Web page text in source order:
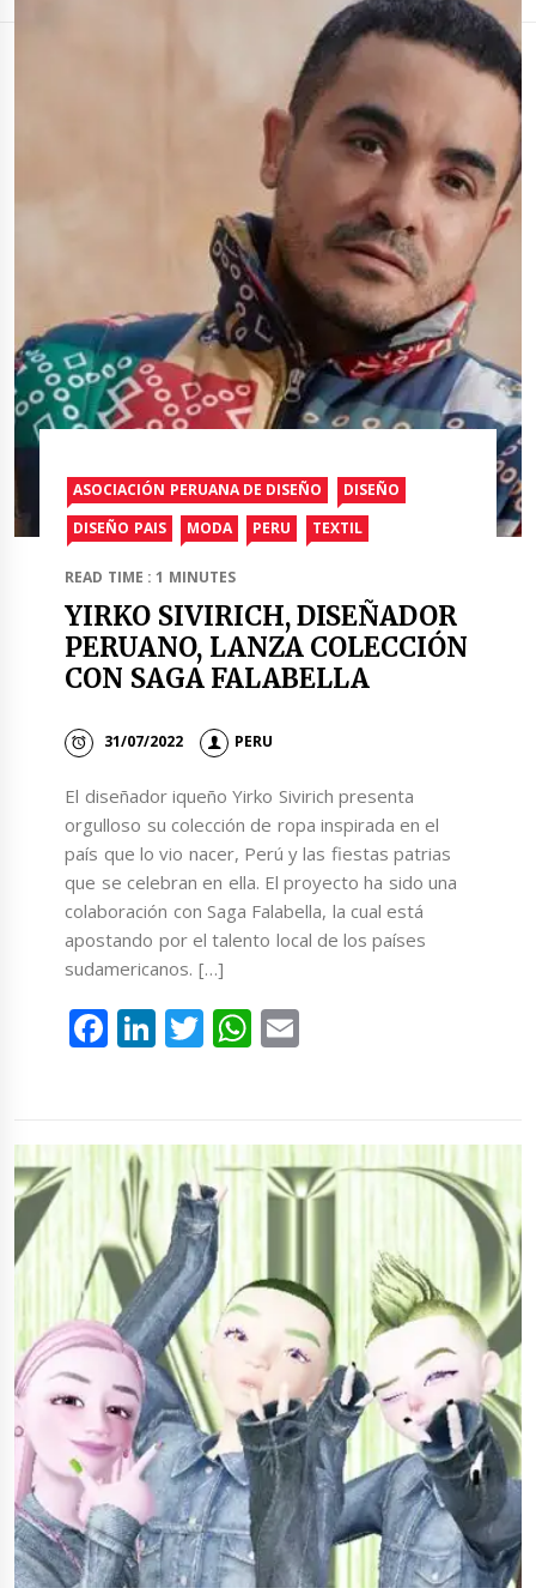
ASOCIACIÓN PERUANA DE DISEÑO
DISEÑO
DISEÑO PAIS
MODA PERU TEXTIL
READ TIME : 1 MINUTES
YIRKO SIVIRICH, DISEÑADOR
PERUANO, LANZA COLECCIÓN
CON SAGA FALABELLA
31/07/2022 PERU
El diseñador iqueño Yirko Sivirich presenta
orgulloso su colección de ropa inspirada en el
país que lo vio nacer, Perú y las fiestas patrias
que se celebran en ella. El proyecto ha sido una
colaboración con Saga Falabella, la cual está
apostando por el talento local de los países
sudamericanos. […]
Facebook
LinkedIn
TwitterWhatsApp